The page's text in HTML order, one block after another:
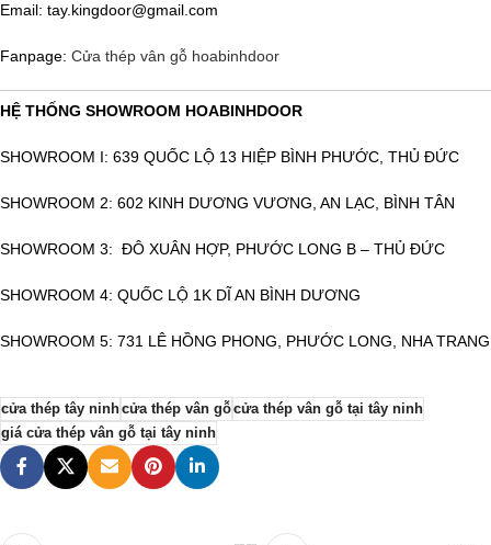
Email: tay.kingdoor@gmail.com
Fanpage: Cửa thép vân gỗ hoabinhdoor
HỆ THỐNG SHOWROOM HOABINHDOOR
SHOWROOM I: 639 QUỐC LỘ 13 HIỆP BÌNH PHƯỚC, THỦ ĐỨC
SHOWROOM 2: 602 KINH DƯƠNG VƯƠNG, AN LẠC, BÌNH TÂN
SHOWROOM 3: ĐÔ XUÂN HỢP, PHƯỚC LONG B – THỦ ĐỨC
SHOWROOM 4: QUỐC LỘ 1K DĨ AN BÌNH DƯƠNG
SHOWROOM 5: 731 LÊ HỒNG PHONG, PHƯỚC LONG, NHA TRANG
cửa thép tây ninhcửa thép vân gỗcửa thép vân gỗ tại tây ninh
giá cửa thép vân gỗ tại tây ninh